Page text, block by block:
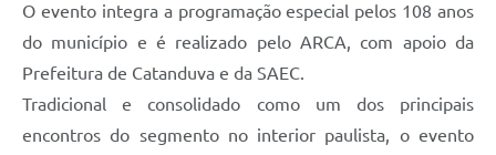
Editais
O evento integra a programação especial pelos 108 anos
do município e é realizado pelo ARCA, com apoio da
Prefeitura de Catanduva e da SAEC.
Tradicional e consolidado como um dos principais
encontros do segmento no interior paulista, o evento